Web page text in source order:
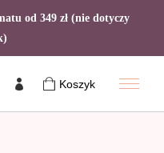
od 349 zł (nie dotyczy
Koszyk